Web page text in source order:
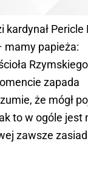
Pericle
mamy papieża:
zapada
że mógł
to w ogóle jest
zawsze